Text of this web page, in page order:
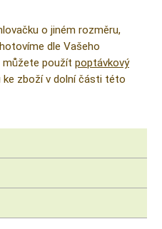
o jiném rozměru,
dle Vašeho
můžete použít poptávkový
ke zboží v dolní části této